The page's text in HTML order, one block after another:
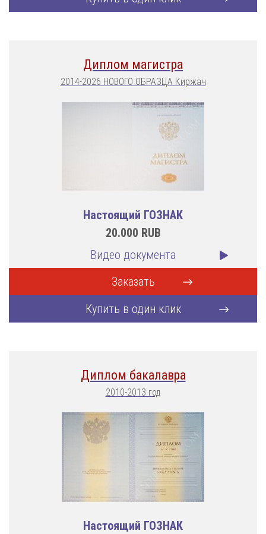
Диплом магистра
2014-2026 НОВОГО ОБРАЗЦА Киржач
Настоящий ГОЗНАК
20.000 RUB
Видео документа
Заказать
Купить в один клик
Диплом бакалавра
2010-2013 год
Настоящий ГОЗНАК